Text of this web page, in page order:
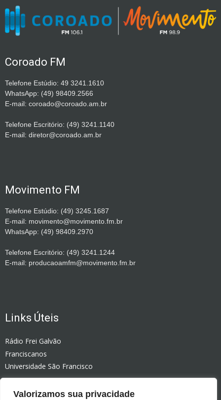
Valorizamos sua privacidade
Coroado FM
Telefone Estúdio: 49 3241.1610
WhatsApp: (49) 98409.2566
E-mail: coroado@coroado.am.br
Telefone Escritório: (49) 3241.1140
E-mail: diretor@coroado.am.br
Movimento FM
Telefone Estúdio: (49) 3245.1687
E-mail: movimento@movimento.fm.br
WhatsApp: (49) 98409.2970
Telefone Escritório: (49) 3241.1244
E-mail: producaoamfm@movimento.fm.br
Links Úteis
Rádio Frei Galvão
Franciscanos
Universidade São Francisco
Rádio Celinauta
Editora Vozes